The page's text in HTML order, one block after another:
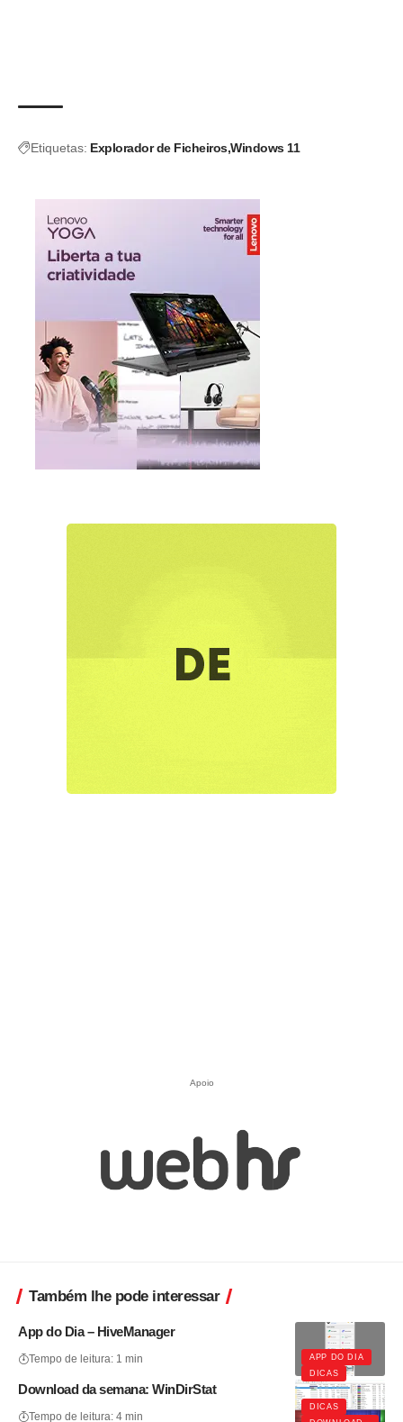
Etiquetas: Explorador de Ficheiros Windows 11
Apoio
Também lhe pode interessar
APP DO DIA
DICAS
App do Dia – HiveManager
Tempo de leitura: 1 min
DICAS
Download da semana: WinDirStat
Tempo de leitura: 4 min